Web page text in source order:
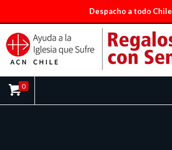
Despacho a todo Chile
0